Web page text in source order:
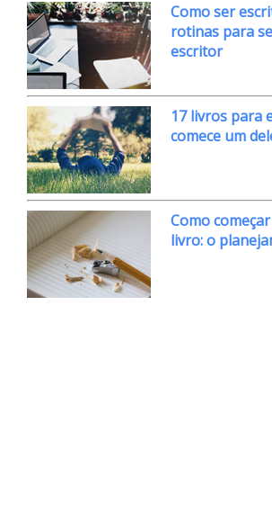
Como ser
rotinas para
escritor
17 livros para
comece um
Como
livro: o